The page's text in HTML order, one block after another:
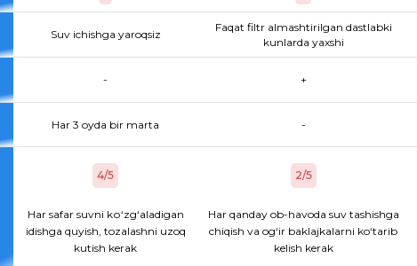
Suv ichishga yaroqsiz
Faqat filtr almashtirilgan dastlabki
kunlarda yaxshi
- +
Har 3 oyda bir marta -
4/5
Har safar suvni kо‘zg‘aladigan
idishga quyish, tozalashni uzoq
kutish kerak
2/5
Har qanday ob-havoda suv tashishga
chiqish va og‘ir baklajkalarni ko‘tarib
kelish kerak